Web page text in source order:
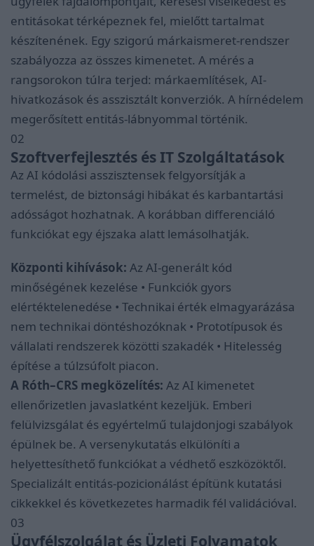
entitásokat térképeznek fel, mielőtt tartalmat
készítenének. Egy szigorú márkaismeret-rendszer
szabályozza az összes kimenetet. A mérés a
rangsorokon túlra terjed: márkaemlítések, AI-
hivatkozások és asszisztált konverziók. A hírnédelem
megerősített entitás-lábnyommal történik.
02
Szoftverfejlesztés és IT Szolgáltatások
Az AI kódolási asszisztensek felgyorsítják a
termelést, de biztonsági hibákat és karbantartási
adósságot hozhatnak. A korábban differenciáló
funkciókat egy éjszaka alatt lemásolhatják.
Központi kihívások: Az AI-generált kód
minőségének kezelése • Funkciók gyors
elértéktelenedése • Technikai érték elmagyarázása
nem technikai döntéshozóknak • Prototípusok és
vállalati rendszerek közötti szakadék • Hitelesség
építése a túlzsúfolt piacon.
A Róth–CRS megközelítés: Az AI kimenetet
ellenőrizetlen javaslatként kezeljük. Emberi
felülvizsgálat és egyértelmű tulajdonjogi szabályok
épülnek be. A versenykutatás elkülöníti a
helyettesíthető funkciókat a védhető eszközöktől.
Specializált entitás-pozicionálást építünk kutatási
cikkekkel és következetes harmadik fél validációval.
03
Ügyfélszolgálat és Üzleti Folyamatok